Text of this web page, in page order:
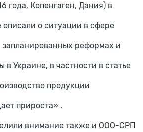
года, Копенгаген, Дания) в
о ситуации в сфере
запланированных реформах и
в Украине, в частности в статье
продукции
прироста» .
внимание также и ООО-СРП